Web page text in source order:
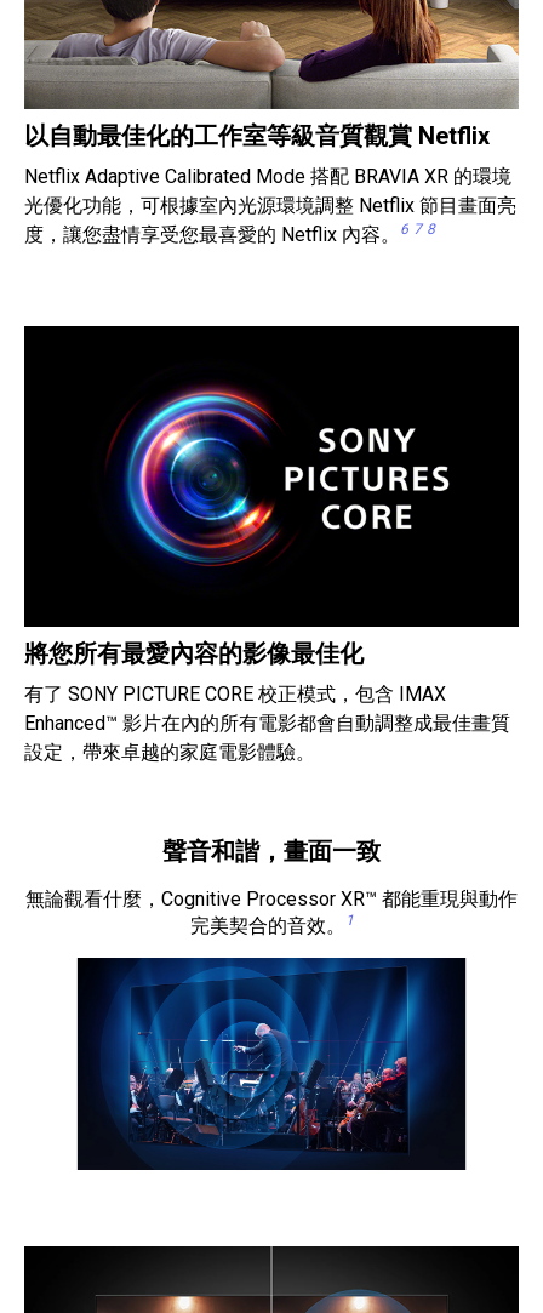
以自動最佳化的工作室等級音質觀賞 Netflix
Netflix Adaptive Calibrated Mode 搭配 BRAVIA XR 的環境
光優化功能，可根據室內光源環境調整 Netflix 節目畫面亮
度，讓您盡情享受您最喜愛的 Netflix 內容。
6 7 8
將您所有最愛內容的影像最佳化
有了 SONY PICTURE CORE 校正模式，包含 IMAX
Enhanced™ 影片在內的所有電影都會自動調整成最佳畫質
設定，帶來卓越的家庭電影體驗。
聲音和諧，畫面一致
無論觀看什麼，Cognitive Processor XR™ 都能重現與動作
完美契合的音效。
1